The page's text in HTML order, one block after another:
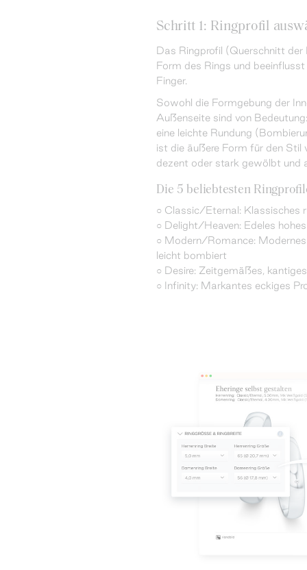
Schritt 1: Ringprofil
Das Ringprofil (Querschnitt
Form des Rings und
Finger.
Sowohl die Formgebung der
Außenseite sind von
eine leichte Rundung
ist die äußere Form für den Stil
dezent oder stark gewölbt und
Die 5 beliebtesten
○ Classic/Eternal: Klassisches
○ Delight/Heaven: Edeles
○ Modern/Romance:
leicht bombiert
○ Desire: Zeitgemäßes,
○ Infinity: Markantes eckiges